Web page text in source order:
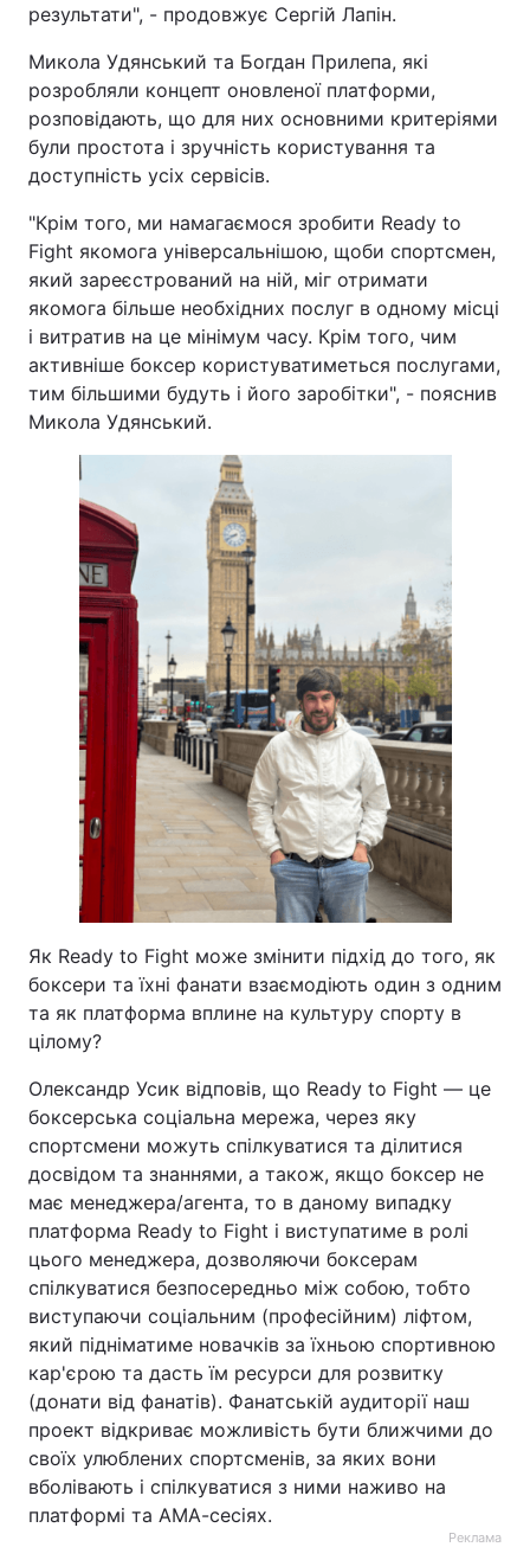
результати", - продовжує Сергій Лапін.
Микола Удянський та Богдан Прилепа, які
розробляли концепт оновленої платформи,
розповідають, що для них основними критеріями
були простота і зручність користування та
доступність усіх сервісів.
"Крім того, ми намагаємося зробити Ready to
Fight якомога універсальнішою, щоби спортсмен,
який зареєстрований на ній, міг отримати
якомога більше необхідних послуг в одному місці
і витратив на це мінімум часу. Крім того, чим
активніше боксер користуватиметься послугами,
тим більшими будуть і його заробітки", - пояснив
Микола Удянський.
Як Ready to Fight може змінити підхід до того, як
боксери та їхні фанати взаємодіють один з одним
та як платформа вплине на культуру спорту в
Олександр Усик відповів, що Ready to Fight — це
боксерська соціальна мережа, через яку
спортсмени можуть спілкуватися та ділитися
досвідом та знаннями, а також, якщо боксер не
має менеджера/агента, то в даному випадку
платформа Ready to Fight і виступатиме в ролі
цього менеджера, дозволяючи боксерам
спілкуватися безпосередньо між собою, тобто
виступаючи соціальним (професійним) ліфтом,
який підніматиме новачків за їхньою спортивною
кар'єрою та дасть їм ресурси для розвитку
(донати від фанатів). Фанатській аудиторії наш
проект відкриває можливість бути ближчими до
своїх улюблених спортсменів, за яких вони
вболівають і спілкуватися з ними наживо на
платформі та АМА-сесіях.
Реклама